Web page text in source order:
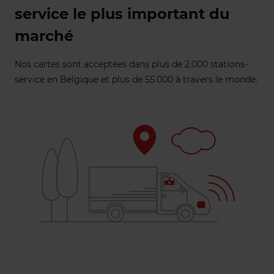
service le plus important du
marché
Nos cartes sont acceptées dans plus de 2.000 stations-
service en Belgique et plus de 55.000 à travers le monde.